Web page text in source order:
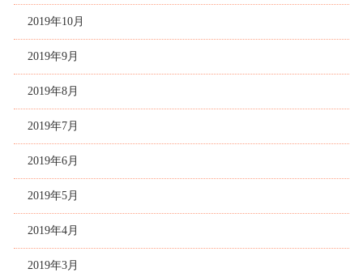
2019年10月
2019年9月
2019年8月
2019年7月
2019年6月
2019年5月
2019年4月
2019年3月